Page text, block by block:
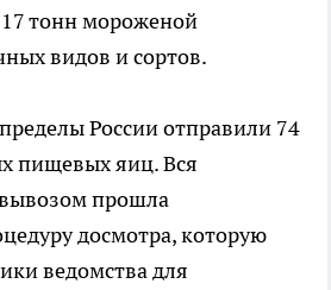
тонн мороженой
видов и сортов.
России отправили 74
пищевых яиц. Вся
прошла
досмотра, которую
ведомства для